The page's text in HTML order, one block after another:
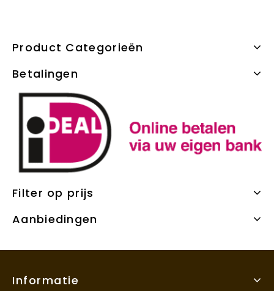
Product Categorieën
Betalingen
Filter op prijs
Aanbiedingen
Informatie